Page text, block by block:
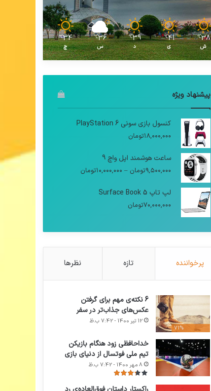
38
℃
ش
41
℃
ی
39
℃
د
36
℃
س
34
℃
چ
پیشنهاد ویژه
کنسول بازی سونی PlayStation 6
۱۸,۰۰۰,۰۰۰تومان
ساعت هوشمند اپل واچ 9
۹,۵۰۰,۰۰۰تومان – ۱۰,۰۰۰,۰۰۰تومان
لپ تاپ Surface Book 5
۷۰,۰۰۰,۰۰۰تومان
پرخواننده تازه نظرها
71%
6 نکته‌ی مهم برای گرفتن
عکس‌های جذاب‌تر در سفر
12 تیر 1400 - 7:42 ب.ظ
خداحافظی زود هنگام بازیکن
تیم ملی فوتسال از دنیای بازی
8 مهر 1400 - 7:42 ب.ظ